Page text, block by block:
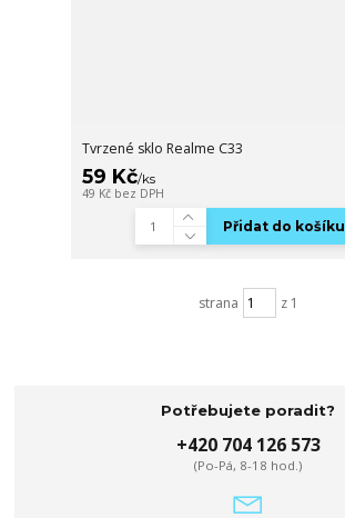
Tvrzené sklo Realme C33
59 Kč/ks
49 Kč bez DPH
Přidat do košíku
strana z 1
Potřebujete poradit?
+420 704 126 573
(Po-Pá, 8-18 hod.)